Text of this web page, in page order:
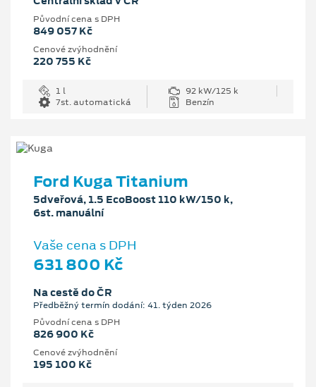
Původní cena s DPH
849 057 Kč
Cenové zvýhodnění
220 755 Kč
1 l
92 kW/125 k
7st. automatická
Benzín
Ford Kuga Titanium
5dveřová, 1.5 EcoBoost 110 kW/150 k,
6st. manuální
Vaše cena s DPH
631 800 Kč
Na cestě do ČR
Předběžný termín dodání: 41. týden 2026
Původní cena s DPH
826 900 Kč
Cenové zvýhodnění
195 100 Kč